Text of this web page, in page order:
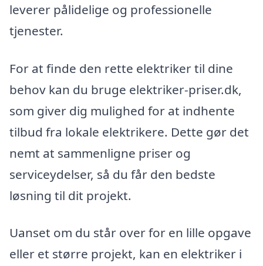
leverer pålidelige og professionelle
tjenester.
For at finde den rette elektriker til dine
behov kan du bruge elektriker-priser.dk,
som giver dig mulighed for at indhente
tilbud fra lokale elektrikere. Dette gør det
nemt at sammenligne priser og
serviceydelser, så du får den bedste
løsning til dit projekt.
Uanset om du står over for en lille opgave
eller et større projekt, kan en elektriker i